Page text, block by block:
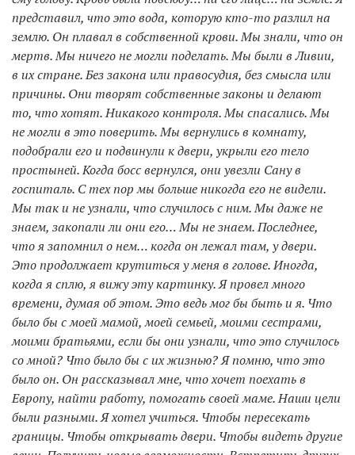
представил, что это вода, которую кто-то разлил на
землю. Он плавал в собственной крови. Мы знали, что он
мертв. Мы ничего не могли поделать. Мы были в Ливии,
в их стране. Без закона или правосудия, без смысла или
причины. Они творят собственные законы и делают
то, что хотят. Никакого контроля. Мы спасались. Мы
не могли в это поверить. Мы вернулись в комнату,
подобрали его и подвинули к двери, укрыли его тело
простыней. Когда босс вернулся, они увезли Сану в
госпиталь. С тех пор мы больше никогда его не видели.
Мы так и не узнали, что случилось с ним. Мы даже не
знаем, закопали ли они его… Мы не знаем. Последнее,
что я запомнил о нем… когда он лежал там, у двери.
Это продолжает крутиться у меня в голове. Иногда,
когда я сплю, я вижу эту картинку. Я провел много
времени, думая об этом. Это ведь мог бы быть и я. Что
было бы с моей мамой, моей семьей, моими сестрами,
моими братьями, если бы они узнали, что это случилось
со мной? Что было бы с их жизнью? Я помню, что это
было он. Он рассказывал мне, что хочет поехать в
Европу, найти работу, помогать своей маме. Наши цели
были разными. Я хотел учиться. Чтобы пересекать
границы. Чтобы открывать двери. Чтобы видеть другие